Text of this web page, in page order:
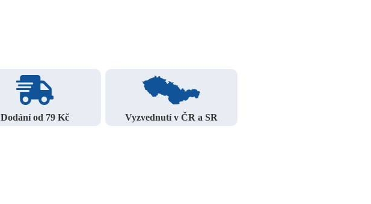
Dodání od 79 Kč Vyzvednutí v ČR a SR